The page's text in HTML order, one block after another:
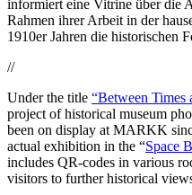
informiert eine Vitrine über die
Rahmen ihrer Arbeit in der
1910er Jahren die historischen
//
Under the title “Between
project of historical museum
been on display at MARKK
actual exhibition in the “Space
includes QR-codes in various
visitors to further historical
.
N
r
2
4
.
4
:
1
.
s
e
u
R
o
t
h
e
n
b
M
A
R
M
A